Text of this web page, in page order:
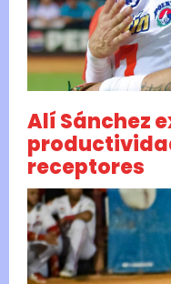
Alí Sánchez
receptores